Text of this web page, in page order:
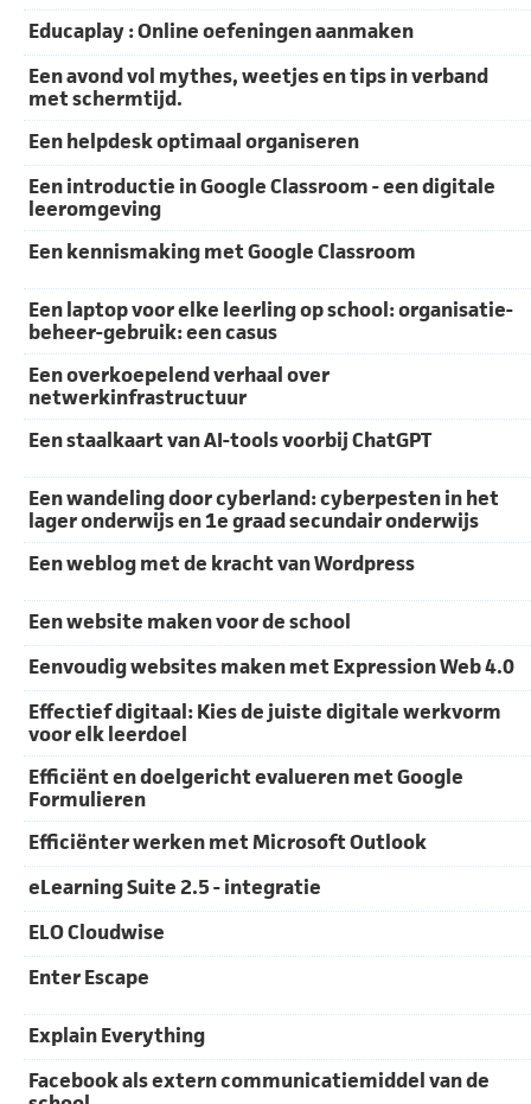
Educaplay : Online oefeningen aanmaken
Een avond vol mythes, weetjes en tips in verband
met schermtijd.
Een helpdesk optimaal organiseren
Een introductie in Google Classroom - een digitale
leeromgeving
Een kennismaking met Google Classroom
Een laptop voor elke leerling op school: organisatie-
beheer-gebruik: een casus
Een overkoepelend verhaal over
netwerkinfrastructuur
Een staalkaart van AI-tools voorbij ChatGPT
Een wandeling door cyberland: cyberpesten in het
lager onderwijs en 1e graad secundair onderwijs
Een weblog met de kracht van Wordpress
Een website maken voor de school
Eenvoudig websites maken met Expression Web 4.0
Effectief digitaal: Kies de juiste digitale werkvorm
voor elk leerdoel
Efficiënt en doelgericht evalueren met Google
Formulieren
Efficiënter werken met Microsoft Outlook
eLearning Suite 2.5 - integratie
ELO Cloudwise
Enter Escape
Explain Everything
Facebook als extern communicatiemiddel van de